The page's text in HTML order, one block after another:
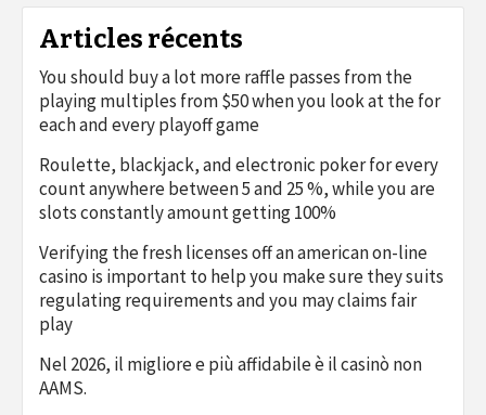
Articles récents
You should buy a lot more raffle passes from the
playing multiples from $50 when you look at the for
each and every playoff game
Roulette, blackjack, and electronic poker for every
count anywhere between 5 and 25 %, while you are
slots constantly amount getting 100%
Verifying the fresh licenses off an american on-line
casino is important to help you make sure they suits
regulating requirements and you may claims fair
play
Nel 2026, il migliore e più affidabile è il casinò non
AAMS.